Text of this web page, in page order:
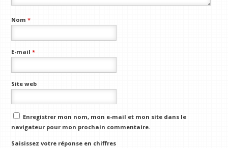
Nom*
E-mail*
Site web
Enregistrer mon nom, mon e-mail et mon site dans le
navigateur pour mon prochain commentaire.
Saisissez votre réponse en chiffres